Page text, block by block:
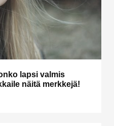
lapsi valmis
näitä merkkejä!